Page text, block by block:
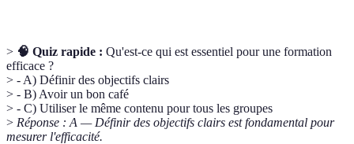
> 🧠 Quiz rapide : Qu'est-ce qui est essentiel pour une formation
efficace ?
> - A) Définir des objectifs clairs
> - B) Avoir un bon café
> - C) Utiliser le même contenu pour tous les groupes
> Réponse : A — Définir des objectifs clairs est fondamental pour
mesurer l'efficacité.